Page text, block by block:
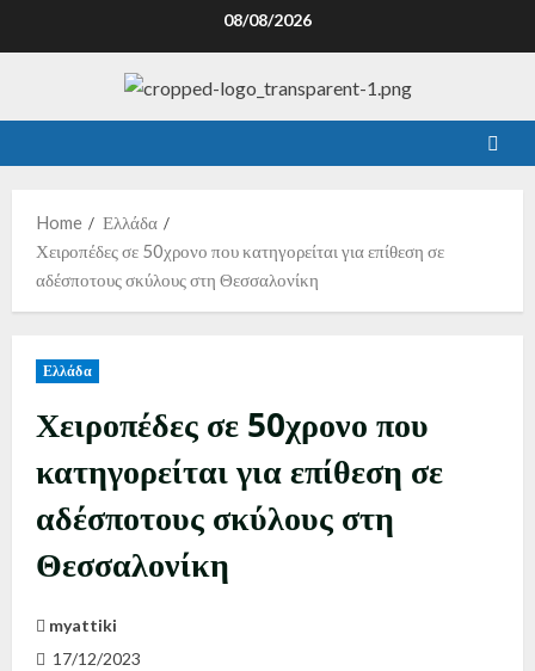
08/08/2026
Home
Ελλάδα
Χειροπέδες σε 50χρονο που κατηγορείται για επίθεση σε
αδέσποτους σκύλους στη Θεσσαλονίκη
Ελλάδα
Χειροπέδες σε 50χρονο που
κατηγορείται για επίθεση σε
αδέσποτους σκύλους στη
Θεσσαλονίκη
myattiki
17/12/2023